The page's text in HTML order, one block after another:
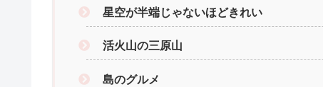
星空が半端じゃないほどきれい
活火山の三原山
島のグルメ